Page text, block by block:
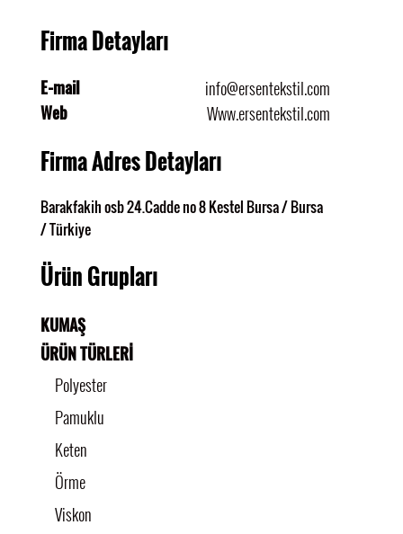
Firma Detayları
E-mail info@ersentekstil.com
Web Www.ersentekstil.com
Firma Adres Detayları
Barakfakih osb 24.Cadde no 8 Kestel Bursa / Bursa
/ Türkiye
Ürün Grupları
KUMAŞ
ÜRÜN TÜRLERİ
Polyester
Pamuklu
Keten
Örme
Viskon